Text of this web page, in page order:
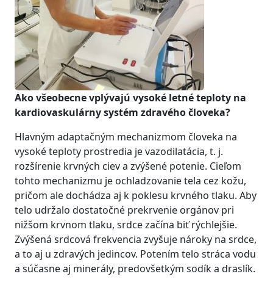
Ako všeobecne vplývajú vysoké letné teploty na
kardiovaskulárny systém zdravého človeka?
Hlavným adaptačným mechanizmom človeka na
vysoké teploty prostredia je vazodilatácia, t. j.
rozšírenie krvných ciev a zvýšené potenie. Cieľom
tohto mechanizmu je ochladzovanie tela cez kožu,
pričom ale dochádza aj k poklesu krvného tlaku. Aby
telo udržalo dostatočné prekrvenie orgánov pri
nižšom krvnom tlaku, srdce začína biť rýchlejšie.
Zvýšená srdcová frekvencia zvyšuje nároky na srdce,
a to aj u zdravých jedincov. Potením telo stráca vodu
a súčasne aj minerály, predovšetkým sodík a draslík.